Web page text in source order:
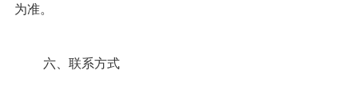
为准。
六、联系方式